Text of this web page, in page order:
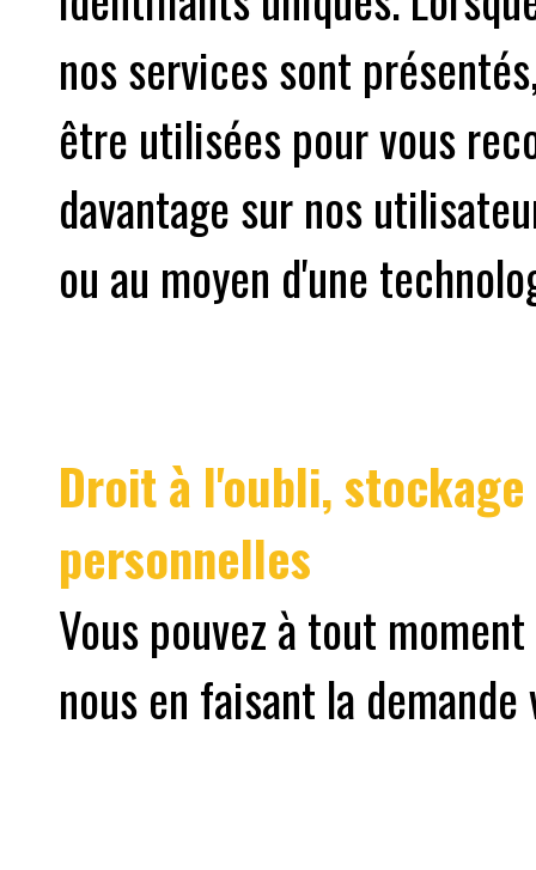
nos services sont
être utilisées pour vous
davantage sur nos
ou au moyen d'une
Droit à l'oubli,
personnelles
Vous pouvez à tout
nous en faisant la